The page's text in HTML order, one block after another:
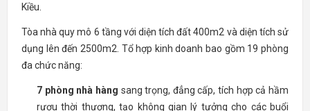
Kiều.
Tòa nhà quy mô 6 tầng với diện tích đất 400m2 và diện tích sử
dụng lên đến 2500m2. Tổ hợp kinh doanh bao gồm 19 phòng
đa chức năng:
7 phòng nhà hàng sang trọng, đẳng cấp, tích hợp cả hầm
rượu thời thượng, tạo không gian lý tưởng cho các buổi